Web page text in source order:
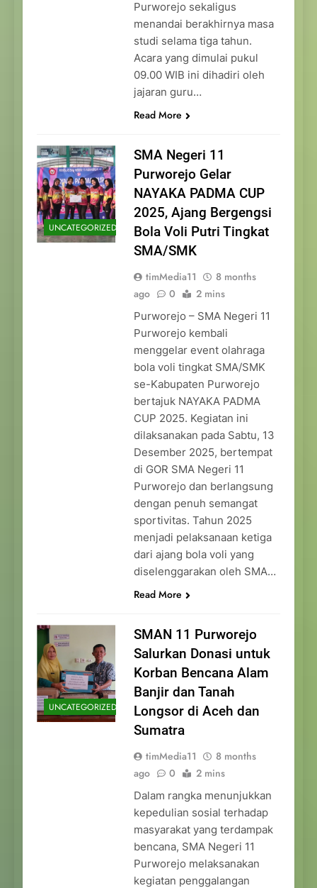
Purworejo sekaligus
menandai berakhirnya masa
studi selama tiga tahun.
Acara yang dimulai pukul
09.00 WIB ini dihadiri oleh
jajaran guru…
Read More
UNCATEGORIZED
SMA Negeri 11
Purworejo Gelar
NAYAKA PADMA CUP
2025, Ajang Bergengsi
Bola Voli Putri Tingkat
SMA/SMK
timMedia11
8 months
ago
0 2 mins
Purworejo – SMA Negeri 11
Purworejo kembali
menggelar event olahraga
bola voli tingkat SMA/SMK
se-Kabupaten Purworejo
bertajuk NAYAKA PADMA
CUP 2025. Kegiatan ini
dilaksanakan pada Sabtu, 13
Desember 2025, bertempat
di GOR SMA Negeri 11
Purworejo dan berlangsung
dengan penuh semangat
sportivitas. Tahun 2025
menjadi pelaksanaan ketiga
dari ajang bola voli yang
diselenggarakan oleh SMA…
Read More
UNCATEGORIZED
SMAN 11 Purworejo
Salurkan Donasi untuk
Korban Bencana Alam
Banjir dan Tanah
Longsor di Aceh dan
Sumatra
timMedia11
8 months
ago
0 2 mins
Dalam rangka menunjukkan
kepedulian sosial terhadap
masyarakat yang terdampak
bencana, SMA Negeri 11
Purworejo melaksanakan
kegiatan penggalangan